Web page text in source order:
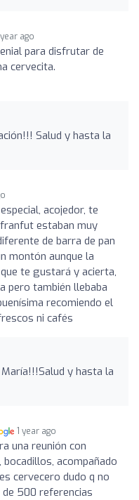
year ago
para disfrutar de
cervecita.
Salud y hasta la
acojedor, te
estaban muy
de barra de pan
montón aunque la
te gustará y acierta,
pero también llebaba
recomiendo el
ni cafés
y hasta la
1 year ago
una reunión con
acompañado
cervecero dudo q no
500 referencias